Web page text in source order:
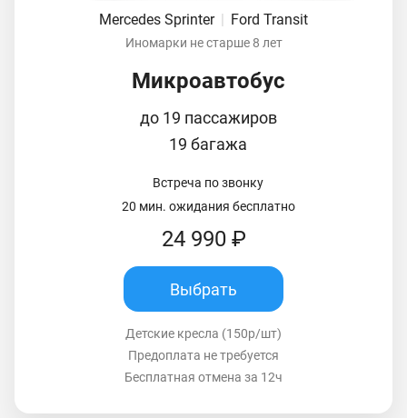
Mercedes Sprinter Ford Transit
Иномарки не старше 8 лет
Микроавтобус
до 19 пассажиров
19 багажа
Встреча по звонку
20 мин. ожидания бесплатно
24 990 ₽
Выбрать
Детские кресла (150р/шт)
Предоплата не требуется
Бесплатная отмена за 12ч